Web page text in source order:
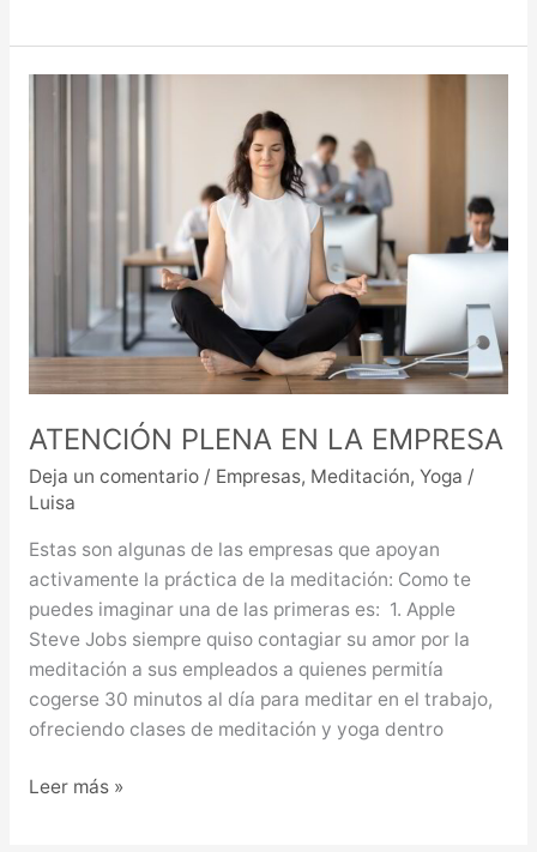
ATENCIÓN PLENA EN LA EMPRESA
Deja un comentario / Empresas, Meditación, Yoga /
Luisa
Estas son algunas de las empresas que apoyan
activamente la práctica de la meditación: Como te
puedes imaginar una de las primeras es: 1. Apple
Steve Jobs siempre quiso contagiar su amor por la
meditación a sus empleados a quienes permitía
cogerse 30 minutos al día para meditar en el trabajo,
ofreciendo clases de meditación y yoga dentro
Leer más »